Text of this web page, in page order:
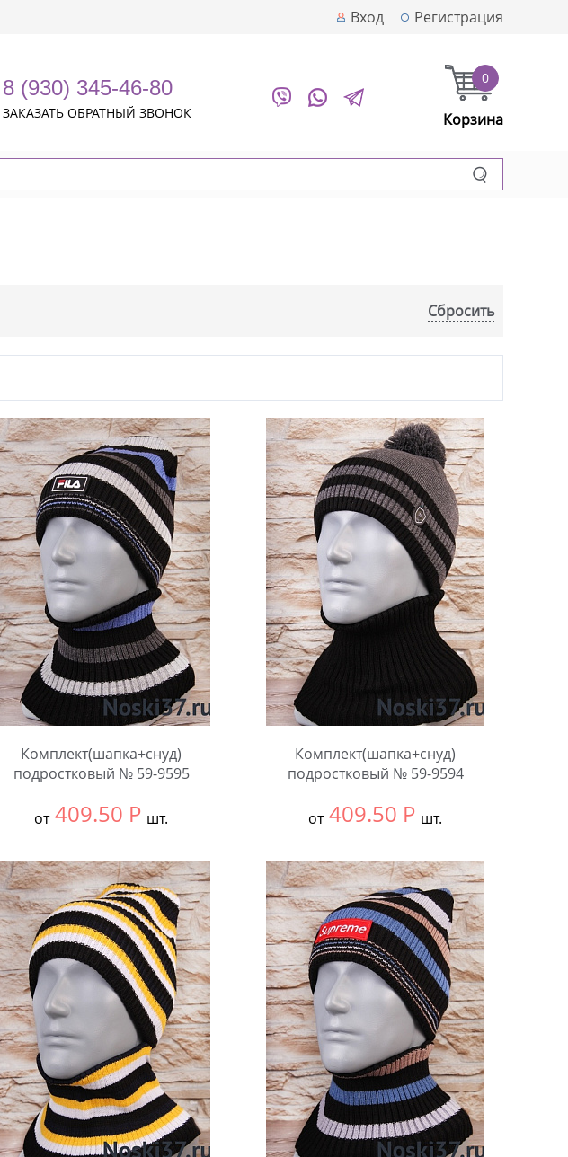
Вход Регистрация
8 (930) 345-46-80
ЗАКАЗАТЬ ОБРАТНЫЙ ЗВОНОК
0
Корзина
Сбросить
Комплект(шапка+снуд)
подростковый № 59-9595
от 409.50 Р шт.
В упаковке:
5 шт.
Количество:
Комплект(шапка+снуд)
подростковый № 59-9594
от 409.50 Р шт.
В упаковке:
5 шт.
Количество: